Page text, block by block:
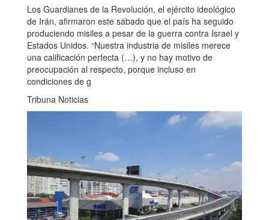
Los Guardianes de la Revolución, el ejército ideológico
de Irán, afirmaron este sábado que el país ha seguido
produciendo misiles a pesar de la guerra contra Israel y
Estados Unidos. “Nuestra industria de misiles merece
una calificación perfecta (…), y no hay motivo de
preocupación al respecto, porque incluso en
condiciones de g
Tribuna Noticias